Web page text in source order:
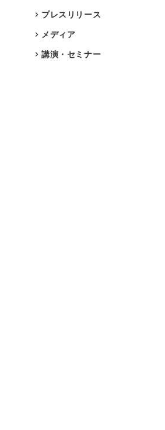
プレスリリース
メディア
講演・セミナー